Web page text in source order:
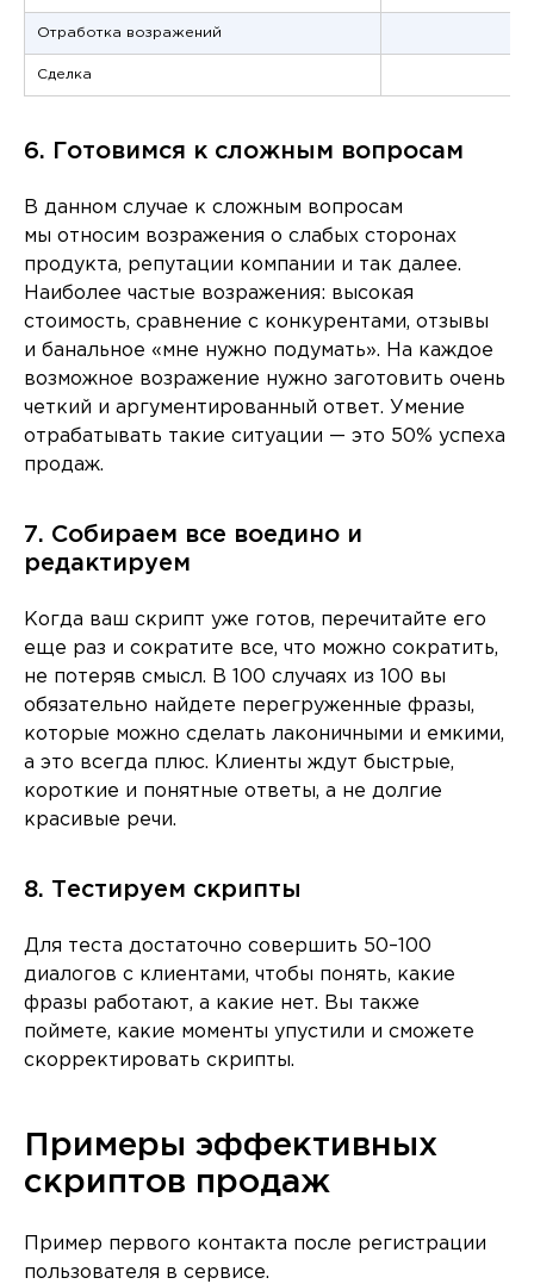
Отработка возражений
Сделка
6. Готовимся к сложным вопросам
В данном случае к сложным вопросам
мы относим возражения о слабых сторонах
продукта, репутации компании и так далее.
Наиболее частые возражения: высокая
стоимость, сравнение с конкурентами, отзывы
и банальное «мне нужно подумать». На каждое
возможное возражение нужно заготовить очень
четкий и аргументированный ответ. Умение
отрабатывать такие ситуации — это 50% успеха
продаж.
7. Собираем все воедино и
редактируем
Когда ваш скрипт уже готов, перечитайте его
еще раз и сократите все, что можно сократить,
не потеряв смысл. В 100 случаях из 100 вы
обязательно найдете перегруженные фразы,
которые можно сделать лаконичными и емкими,
а это всегда плюс. Клиенты ждут быстрые,
короткие и понятные ответы, а не долгие
красивые речи.
8. Тестируем скрипты
Для теста достаточно совершить 50–100
диалогов с клиентами, чтобы понять, какие
фразы работают, а какие нет. Вы также
поймете, какие моменты упустили и сможете
скорректировать скрипты.
Примеры эффективных
скриптов продаж
Пример первого контакта после регистрации
пользователя в сервисе.